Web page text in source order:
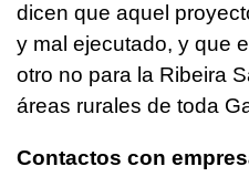
dicen que aquel
y mal ejecutado, y que
otro no para la Ribeira
áreas rurales de toda
Contactos con